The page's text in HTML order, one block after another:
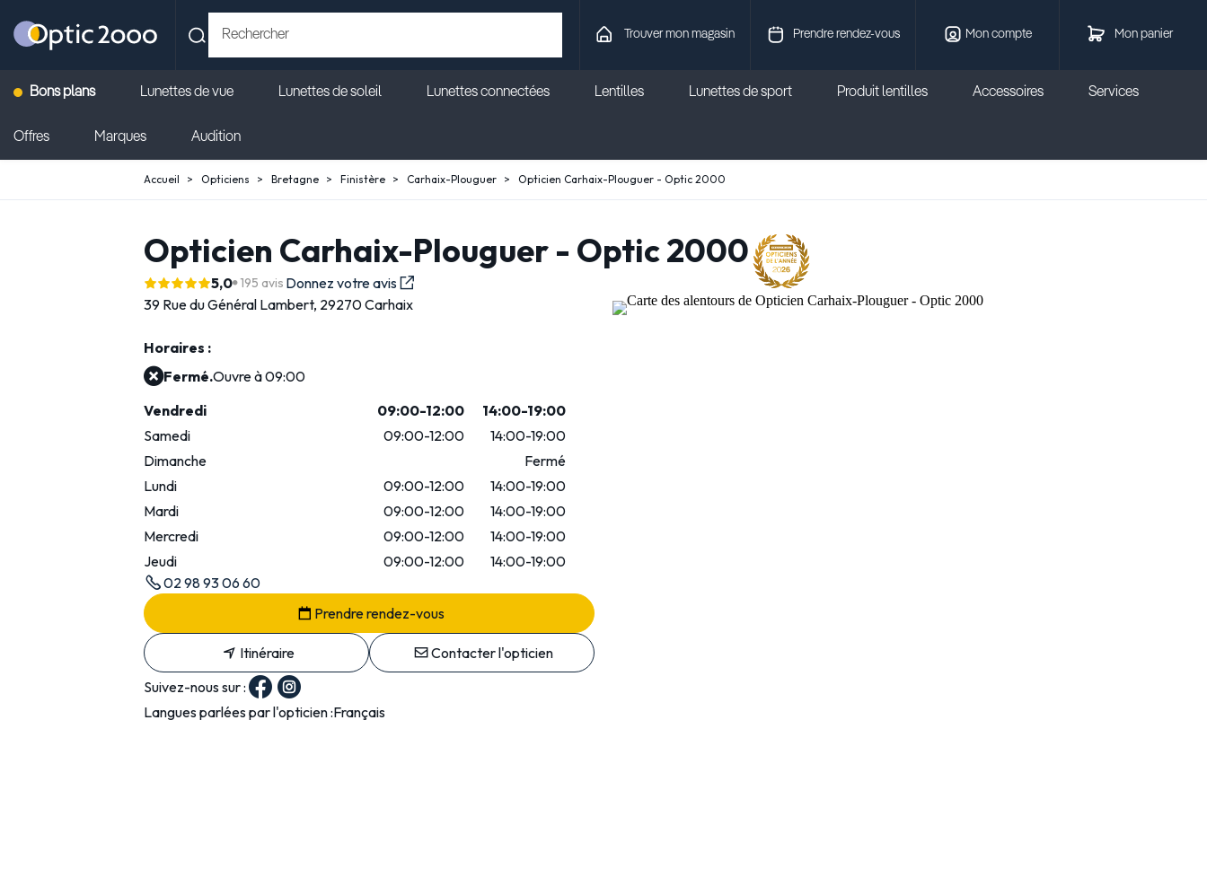
Mon panier
Prendre rendez-vous Mon compte
Trouver mon magasin
Bons plans Lunettes de vue Lunettes de soleil Lunettes connectées Lentilles Lunettes de sport Produit lentilles Accessoires Services
Offres Marques Audition
Accueil Opticiens Bretagne Finistère Carhaix-Plouguer Opticien Carhaix-Plouguer - Optic 2000
Opticien Carhaix-Plouguer - Optic 2000
5,0 195 avis Donnez votre avis
39 Rue du Général Lambert, 29270 Carhaix
Horaires :
Fermé.Ouvre à 09:00
Vendredi
09:00-12:00
14:00-19:00
Samedi
09:00-12:00
14:00-19:00
Dimanche
Fermé
Lundi
09:00-12:00
14:00-19:00
Mardi
09:00-12:00
14:00-19:00
Mercredi
09:00-12:00
14:00-19:00
Jeudi
09:00-12:00
14:00-19:00
02 98 93 06 60
Prendre rendez-vous
Itinéraire
Contacter l'opticien
Suivez-nous sur :
Langues parlées par l'opticien :Français